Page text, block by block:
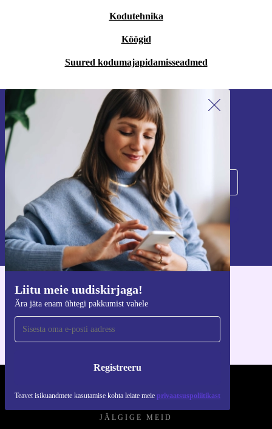
Kodutehnika
Köögid
Suured kodumajapidamisseadmed
Liitu meie uudiskirjaga!
Ära jäta enam ühtegi pakkumist vahele
Registreeru
Teavet isikuandmete kasutamise kohta leiate meie privaatsuspoliitikast
Liitu meie uudiskirjaga!
Ära jäta enam ühtegi pakkumist vahele.
Registreeru
Teavet isikuandmete kasutamise kohta leiate meie
privaatsuspoliitikast.
Hangi refurbed rakendus
iOS-i ja Androidi jaoks
JÄLGIGE MEID